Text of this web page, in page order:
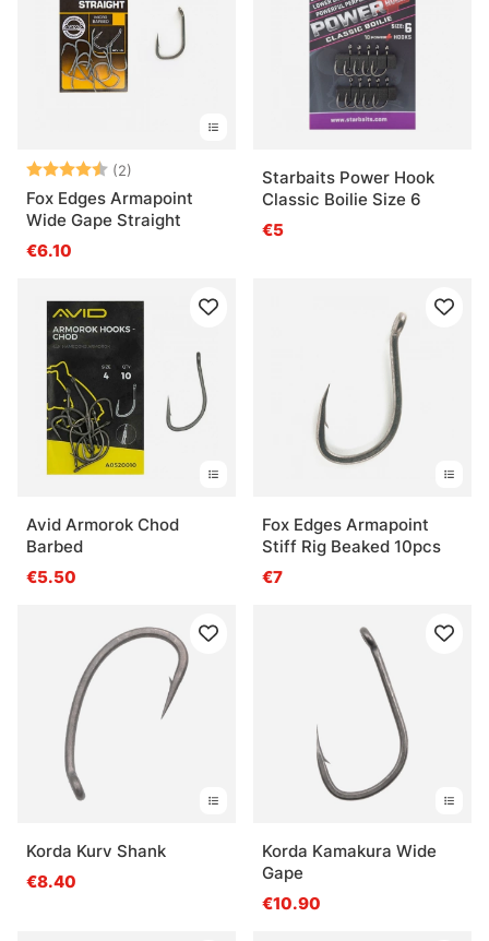
Beoordeling:
(2)
Fox Edges Armapoint
Wide Gape Straight
€6.10
Starbaits Power Hook
Classic Boilie Size 6
€5
Avid Armorok Chod
Barbed
€5.50
Fox Edges Armapoint
Stiff Rig Beaked 10pcs
€7
Korda Kurv Shank
€8.40
Korda Kamakura Wide
Gape
€10.90